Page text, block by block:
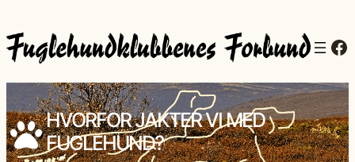
HVORFOR JAKTER VI MED
FUGLEHUND?